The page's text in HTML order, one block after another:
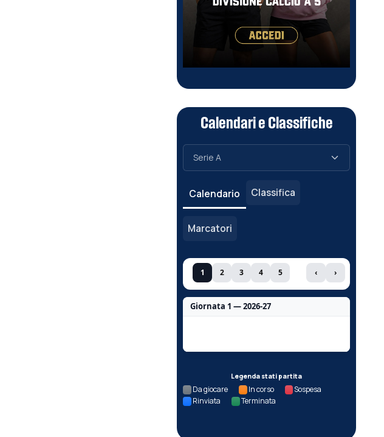
Calendari e Classifiche
Calendario Classifica
Marcatori
1 2 3 4 5 ‹ ›
Giornata 1 — 2026-27
Legenda stati partita
Da giocare In corso
Sospesa
Rinviata
Terminata